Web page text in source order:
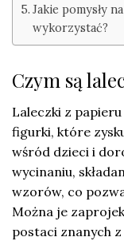
Jakie pomysły
wykorzystać?
Czym są
Laleczki z
figurki, które
wśród dzieci i
wycinaniu,
wzorów, co
Można je
postaci znanych